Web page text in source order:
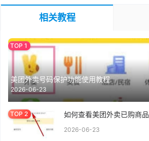
相关教程
美团外卖号码保护功能使用教程
2026-06-23
如何查看美团外卖已购商品
2026-06-23